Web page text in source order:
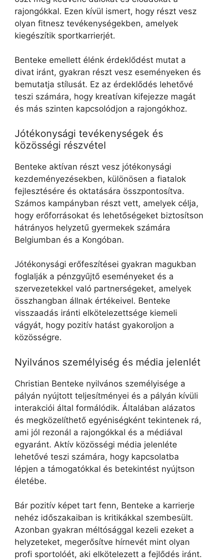
rajongókkal. Ezen kívül ismert, hogy részt vesz
olyan fitnesz tevékenységekben, amelyek
kiegészítik sportkarrierjét.
Benteke emellett élénk érdeklődést mutat a
divat iránt, gyakran részt vesz eseményeken és
bemutatja stílusát. Ez az érdeklődés lehetővé
teszi számára, hogy kreatívan kifejezze magát
és más szinten kapcsolódjon a rajongókhoz.
Jótékonysági tevékenységek és
közösségi részvétel
Benteke aktívan részt vesz jótékonysági
kezdeményezésekben, különösen a fiatalok
fejlesztésére és oktatására összpontosítva.
Számos kampányban részt vett, amelyek célja,
hogy erőforrásokat és lehetőségeket biztosítson
hátrányos helyzetű gyermekek számára
Belgiumban és a Kongóban.
Jótékonysági erőfeszítései gyakran magukban
foglalják a pénzgyűjtő eseményeket és a
szervezetekkel való partnerségeket, amelyek
összhangban állnak értékeivel. Benteke
visszaadás iránti elkötelezettsége kiemeli
vágyát, hogy pozitív hatást gyakoroljon a
közösségre.
Nyilvános személyiség és média jelenlét
Christian Benteke nyilvános személyisége a
pályán nyújtott teljesítményei és a pályán kívüli
interakciói által formálódik. Általában alázatos
és megközelíthető egyéniségként tekintenek rá,
ami jól rezonál a rajongókkal és a médiával
egyaránt. Aktív közösségi média jelenléte
lehetővé teszi számára, hogy kapcsolatba
lépjen a támogatókkal és betekintést nyújtson
életébe.
Bár pozitív képet tart fenn, Benteke a karrierje
nehéz időszakaiban is kritikákkal szembesült.
Azonban gyakran méltósággal kezeli ezeket a
helyzeteket, megerősítve hírnevét mint olyan
profi sportolóét, aki elkötelezett a fejlődés iránt.